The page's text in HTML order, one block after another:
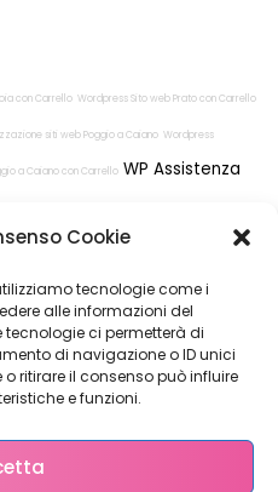
Cookie
tecnologie come i
alle informazioni del
ci permetterà di
di navigazione o ID unici
ritirare il consenso può influire
e funzioni.
con Carrello Wordpress Sito web Prato con Carrello
siti web Poggio a Caiano Wordpress
a Caiano con Carrello WP Assistenza